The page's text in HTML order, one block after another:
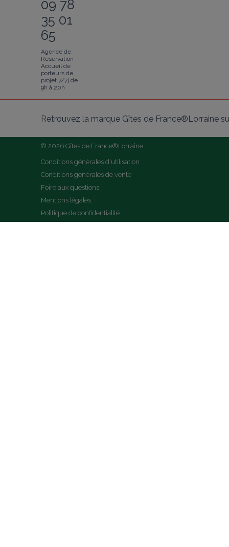
09 78
35 01
65
Agence de
Réservation
Accueil de
porteurs de
projet 7/7j de
9h à 20h
Retrouvez la marque Gîtes de France®Lorraine
© 2026 Gîtes de France®Lorraine
Conditions générales d'utilisation
Conditions générales de vente
Foire aux questions
Mentions légales
Politique de confidentialité